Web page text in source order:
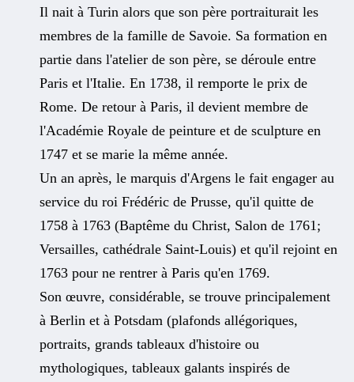
Il nait à Turin alors que son père portraiturait les
membres de la famille de Savoie. Sa formation en
partie dans l'atelier de son père, se déroule entre
Paris et l'Italie. En 1738, il remporte le prix de
Rome. De retour à Paris, il devient membre de
l'Académie Royale de peinture et de sculpture en
1747 et se marie la même année.
Un an après, le marquis d'Argens le fait engager au
service du roi Frédéric de Prusse, qu'il quitte de
1758 à 1763 (Baptême du Christ, Salon de 1761;
Versailles, cathédrale Saint-Louis) et qu'il rejoint en
1763 pour ne rentrer à Paris qu'en 1769.
Son œuvre, considérable, se trouve principalement
à Berlin et à Potsdam (plafonds allégoriques,
portraits, grands tableaux d'histoire ou
mythologiques, tableaux galants inspirés de